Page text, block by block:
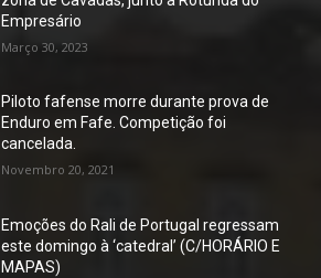
Empresário
Março 30, 2023
Piloto fafense morre durante prova de
Enduro em Fafe. Competição foi
cancelada.
Novembro 20, 2021
Emoções do Rali de Portugal regressam
este domingo à ‘catedral’ (C/HORÁRIO E
MAPAS)